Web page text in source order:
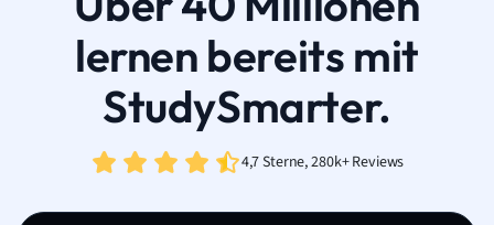
lernen bereits mit
StudySmarter.
4,7 Sterne, 280k+ Reviews